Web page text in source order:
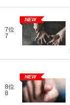
7位
7
NEW
8位
8
NEW